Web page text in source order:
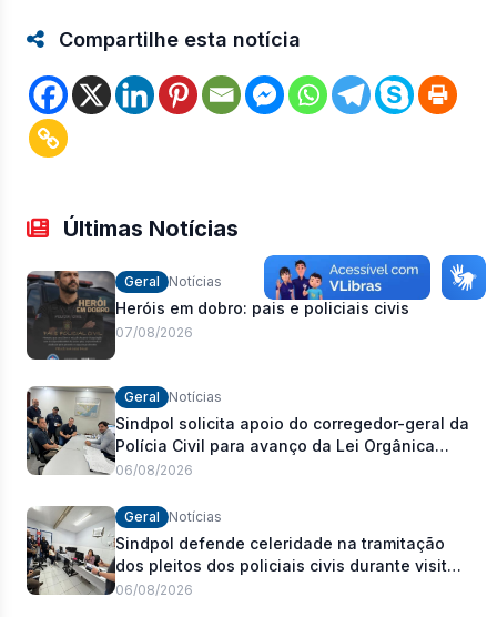
Compartilhe esta notícia
Últimas Notícias
Geral Notícias
Heróis em dobro: pais e policiais civis
07/08/2026
Geral Notícias
Sindpol solicita apoio do corregedor-geral da
Polícia Civil para avanço da Lei Orgânica
Estadual
06/08/2026
Geral Notícias
Sindpol defende celeridade na tramitação
dos pleitos dos policiais civis durante visita
às delegacias
06/08/2026